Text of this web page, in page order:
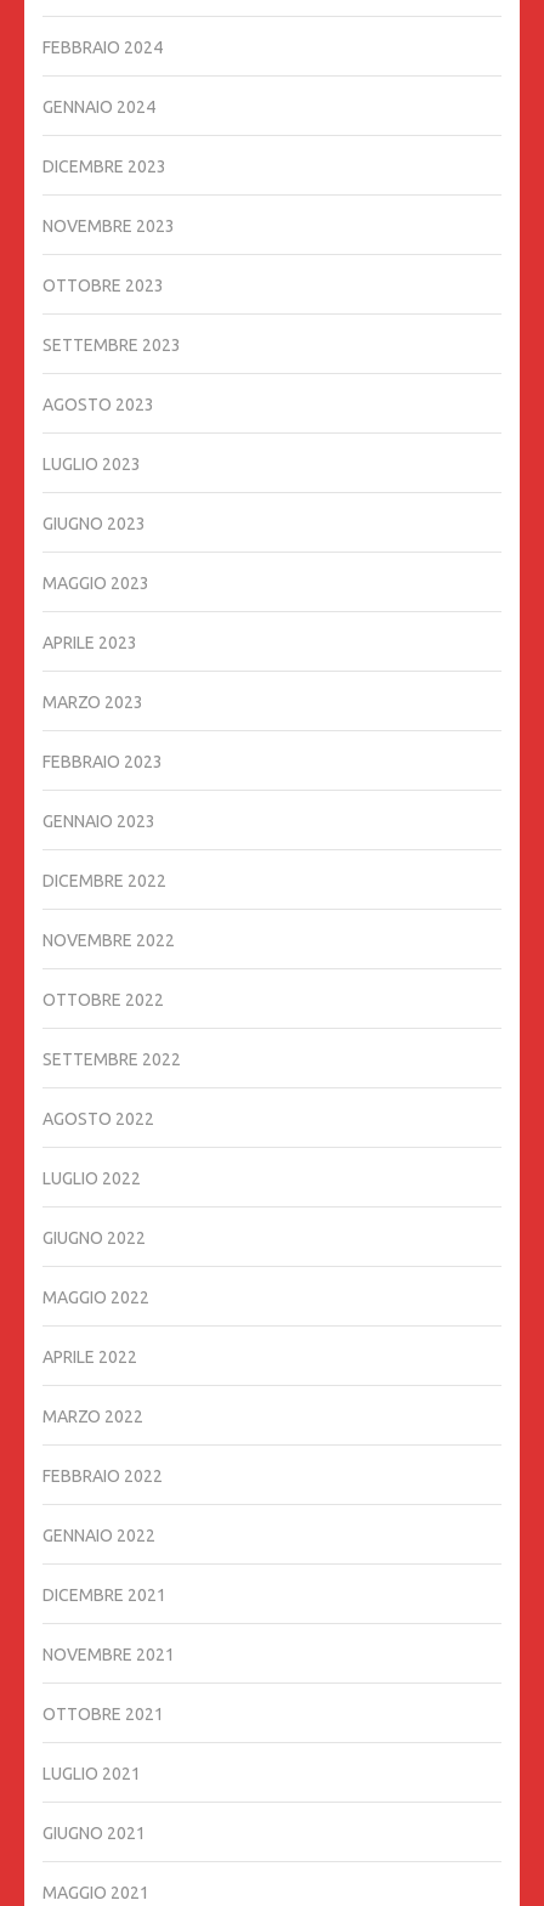
FEBBRAIO 2024
GENNAIO 2024
DICEMBRE 2023
NOVEMBRE 2023
OTTOBRE 2023
SETTEMBRE 2023
AGOSTO 2023
LUGLIO 2023
GIUGNO 2023
MAGGIO 2023
APRILE 2023
MARZO 2023
FEBBRAIO 2023
GENNAIO 2023
DICEMBRE 2022
NOVEMBRE 2022
OTTOBRE 2022
SETTEMBRE 2022
AGOSTO 2022
LUGLIO 2022
GIUGNO 2022
MAGGIO 2022
APRILE 2022
MARZO 2022
FEBBRAIO 2022
GENNAIO 2022
DICEMBRE 2021
NOVEMBRE 2021
OTTOBRE 2021
LUGLIO 2021
GIUGNO 2021
MAGGIO 2021